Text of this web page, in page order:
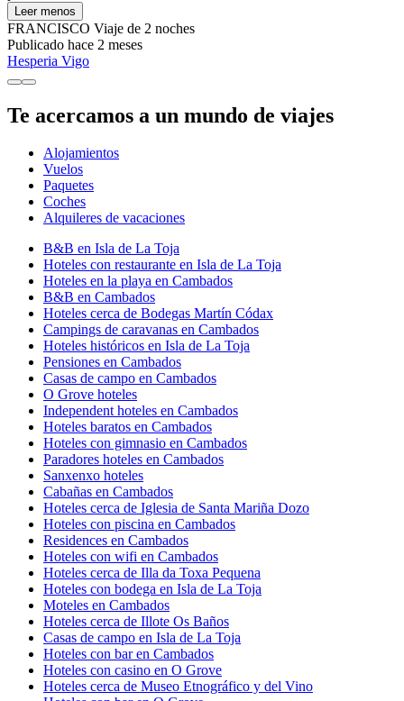
Leer menos
FRANCISCO Viaje de 2 noches
Publicado hace 2 meses
Hesperia Vigo
Te acercamos a un mundo de viajes
Alojamientos
Vuelos
Paquetes
Coches
Alquileres de vacaciones
B&B en Isla de La Toja
Hoteles con restaurante en Isla de La Toja
Hoteles en la playa en Cambados
B&B en Cambados
Hoteles cerca de Bodegas Martín Códax
Campings de caravanas en Cambados
Hoteles históricos en Isla de La Toja
Pensiones en Cambados
Casas de campo en Cambados
O Grove hoteles
Independent hoteles en Cambados
Hoteles baratos en Cambados
Hoteles con gimnasio en Cambados
Paradores hoteles en Cambados
Sanxenxo hoteles
Cabañas en Cambados
Hoteles cerca de Iglesia de Santa Mariña Dozo
Hoteles con piscina en Cambados
Residences en Cambados
Hoteles con wifi en Cambados
Hoteles cerca de Illa da Toxa Pequena
Hoteles con bodega en Isla de La Toja
Moteles en Cambados
Hoteles cerca de Illote Os Baños
Casas de campo en Isla de La Toja
Hoteles con bar en Cambados
Hoteles con casino en O Grove
Hoteles cerca de Museo Etnográfico y del Vino